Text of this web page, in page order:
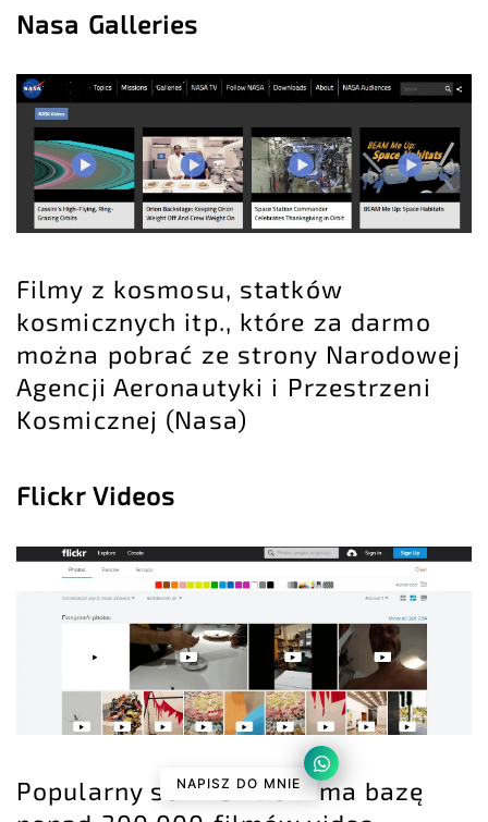
Nasa Galleries
Filmy z kosmosu, statków
kosmicznych itp., które za darmo
można pobrać ze strony Narodowej
Agencji Aeronautyki i Przestrzeni
Kosmicznej (Nasa)
Flickr Videos
Popularny serwis Flickr ma bazę
NAPISZ DO MNIE